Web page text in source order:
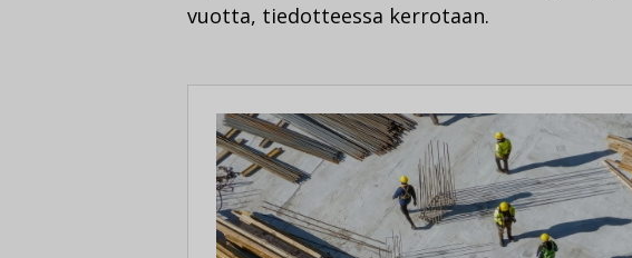
vuotta, tiedotteessa kerrotaan.